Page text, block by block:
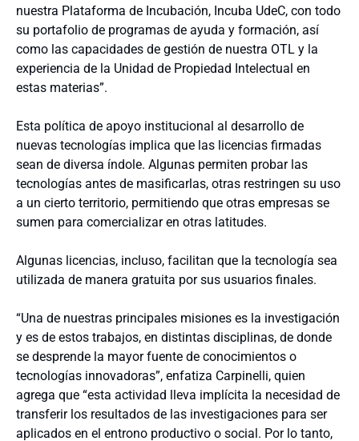
nuestra Plataforma de Incubación, Incuba UdeC, con todo
su portafolio de programas de ayuda y formación, así
como las capacidades de gestión de nuestra OTL y la
experiencia de la Unidad de Propiedad Intelectual en
estas materias”.
Esta política de apoyo institucional al desarrollo de
nuevas tecnologías implica que las licencias firmadas
sean de diversa índole. Algunas permiten probar las
tecnologías antes de masificarlas, otras restringen su uso
a un cierto territorio, permitiendo que otras empresas se
sumen para comercializar en otras latitudes.
Algunas licencias, incluso, facilitan que la tecnología sea
utilizada de manera gratuita por sus usuarios finales.
“Una de nuestras principales misiones es la investigación
y es de estos trabajos, en distintas disciplinas, de donde
se desprende la mayor fuente de conocimientos o
tecnologías innovadoras”, enfatiza Carpinelli, quien
agrega que “esta actividad lleva implícita la necesidad de
transferir los resultados de las investigaciones para ser
aplicados en el entrono productivo o social. Por lo tanto,